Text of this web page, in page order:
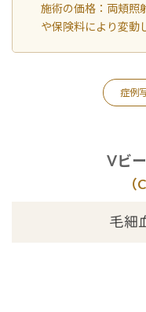
施術の価格：両頬照
や保険料により変動
症例
Vビ